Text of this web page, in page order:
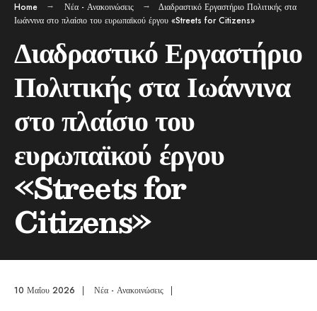
Home Νέα - Ανακοινώσεις
Διαδραστικό Εργαστήριο Πολιτικής στα
Ιωάννινα στο πλαίσιο του ευρωπαϊκού έργου «Streets for Citizens»
Διαδραστικό Εργαστήριο
Πολιτικής στα Ιωάννινα
στο πλαίσιο του
ευρωπαϊκού έργου
«Streets for
Citizens»
10 Μαΐου 2026 | Νέα - Ανακοινώσεις |